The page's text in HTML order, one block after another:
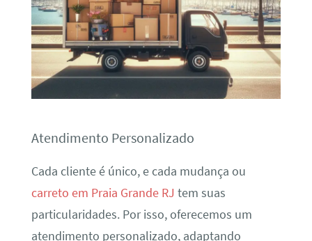
Atendimento Personalizado
Cada cliente é único, e cada mudança ou
carreto em Praia Grande RJ tem suas
particularidades. Por isso, oferecemos um
atendimento personalizado, adaptando